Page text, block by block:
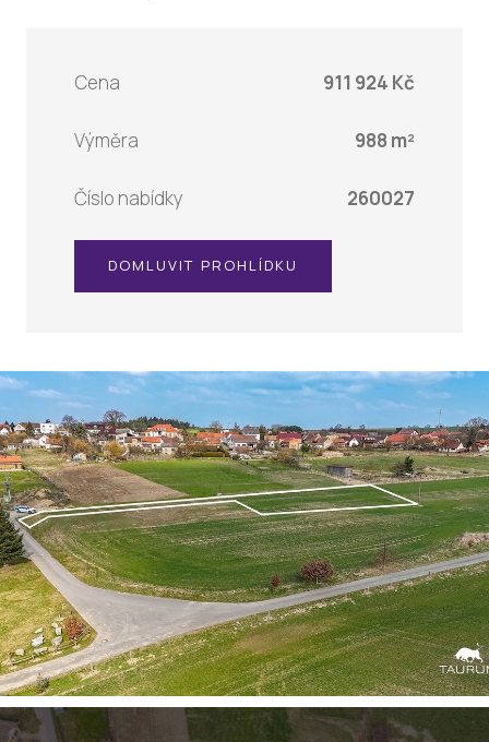
Cena 911 924 Kč
Výměra 988 m²
Číslo nabídky 260027
DOMLUVIT PROHLÍDKU